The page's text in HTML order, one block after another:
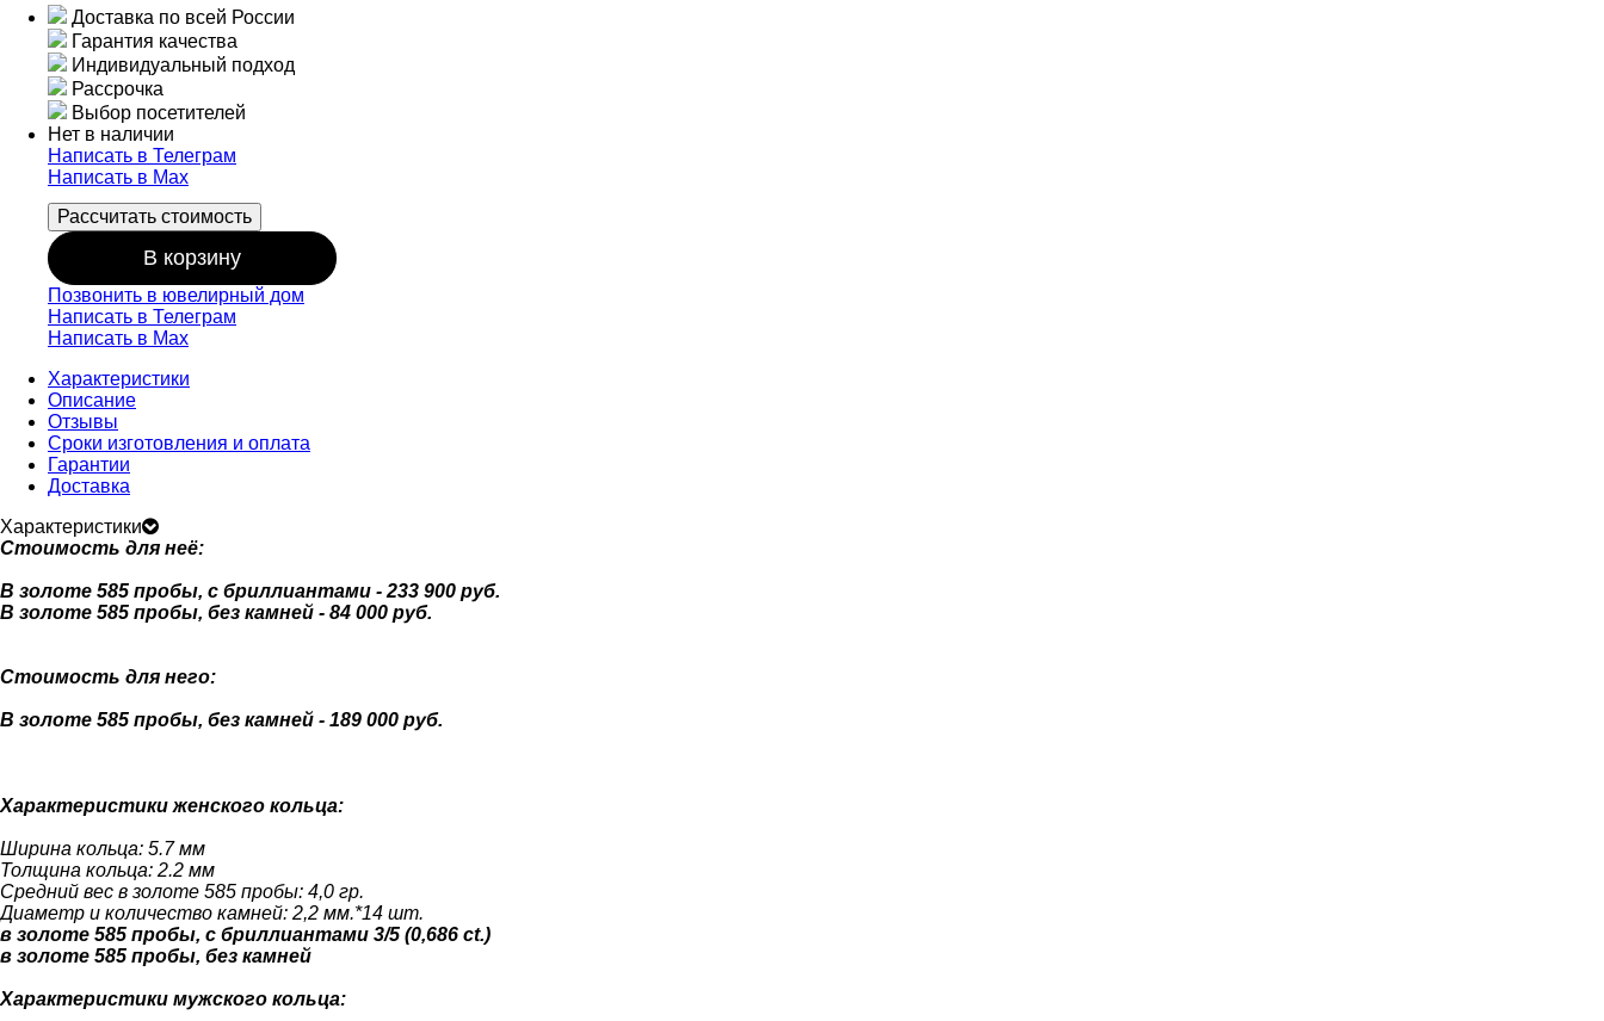
Доставка по всей России
Гарантия качества
Индивидуальный подход
Рассрочка
Выбор посетителей
Нет в наличии
Написать в Телеграм
Написать в Мах
Рассчитать стоимость
В корзину
Позвонить в ювелирный дом
Написать в Телеграм
Написать в Мах
Характеристики
Описание
Отзывы
Сроки изготовления и оплата
Гарантии
Доставка
Характеристики
Стоимость для неё:
В золоте 585 пробы, с бриллиантами - 233 900 руб.
В золоте 585 пробы, без камней - 84 000 руб.
Стоимость для него:
В золоте 585 пробы, без камней - 189 000 руб.
Характеристики женского кольца:
Ширина кольца: 5.7 мм
Толщина кольца: 2.2 мм
Средний вес в золоте 585 пробы: 4,0 гр.
Диаметр и количество камней: 2,2 мм.*14 шт.
в золоте 585 пробы, с бриллиантами 3/5 (0,686 ct.)
в золоте 585 пробы, без камней
Характеристики мужского кольца: